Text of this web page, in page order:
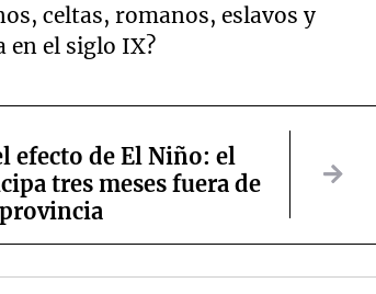
celtas, romanos, eslavos y
el siglo IX?
efecto de El Niño: el
tres meses fuera de